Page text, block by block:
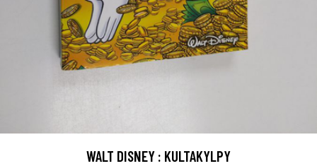
WALT DISNEY : KULTAKYLPY